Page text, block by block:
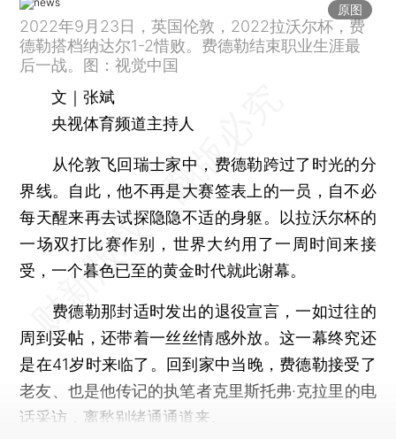
原图
2022年9月23日，英国伦敦，2022拉沃尔杯，费
德勒搭档纳达尔1-2惜败。费德勒结束职业生涯最
后一战。图：视觉中国
文｜张斌
央视体育频道主持人
从伦敦飞回瑞士家中，费德勒跨过了时光的分
界线。自此，他不再是大赛签表上的一员，自不必
每天醒来再去试探隐隐不适的身躯。以拉沃尔杯的
一场双打比赛作别，世界大约用了一周时间来接
受，一个暮色已至的黄金时代就此谢幕。
费德勒那封适时发出的退役宣言，一如过往的
周到妥帖，还带着一丝丝情感外放。这一幕终究还
是在41岁时来临了。回到家中当晚，费德勒接受了
老友、也是他传记的执笔者克里斯托弗·克拉里的电
话采访，离愁别绪通通道来。